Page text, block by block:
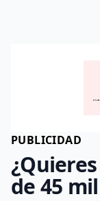
PUBLICIDAD
de 45